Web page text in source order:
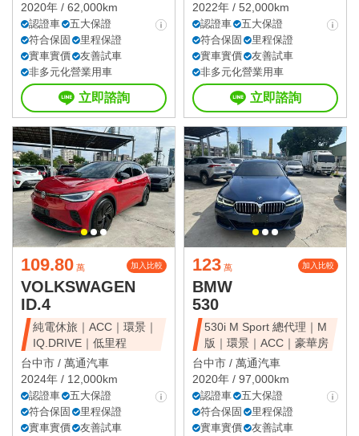
2020年 / 62,000km
認證車
五大保證
符合保固
里程保證
實車實價
友善試車
非多元化營業用車
立即諮詢
2022年 / 52,000km
認證車
五大保證
符合保固
里程保證
實車實價
友善試車
非多元化營業用車
立即諮詢
109.80 萬 加入比較
VOLKSWAGEN
ID.4
純電休旅｜ACC｜環景｜
IQ.DRIVE｜低里程
台中市 / 萬通汽車
2024年 / 12,000km
認證車
五大保證
符合保固
里程保證
實車實價
友善試車
123 萬 加入比較
BMW
530
530i M Sport 總代理｜M
版｜環景｜ACC｜豪華房
台中市 / 萬通汽車
2020年 / 97,000km
認證車
五大保證
符合保固
里程保證
實車實價
友善試車